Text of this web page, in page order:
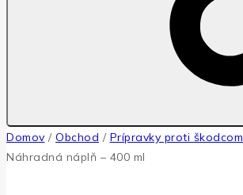
Domov / Obchod / Prípravky proti škodcom
Náhradná náplň – 400 ml